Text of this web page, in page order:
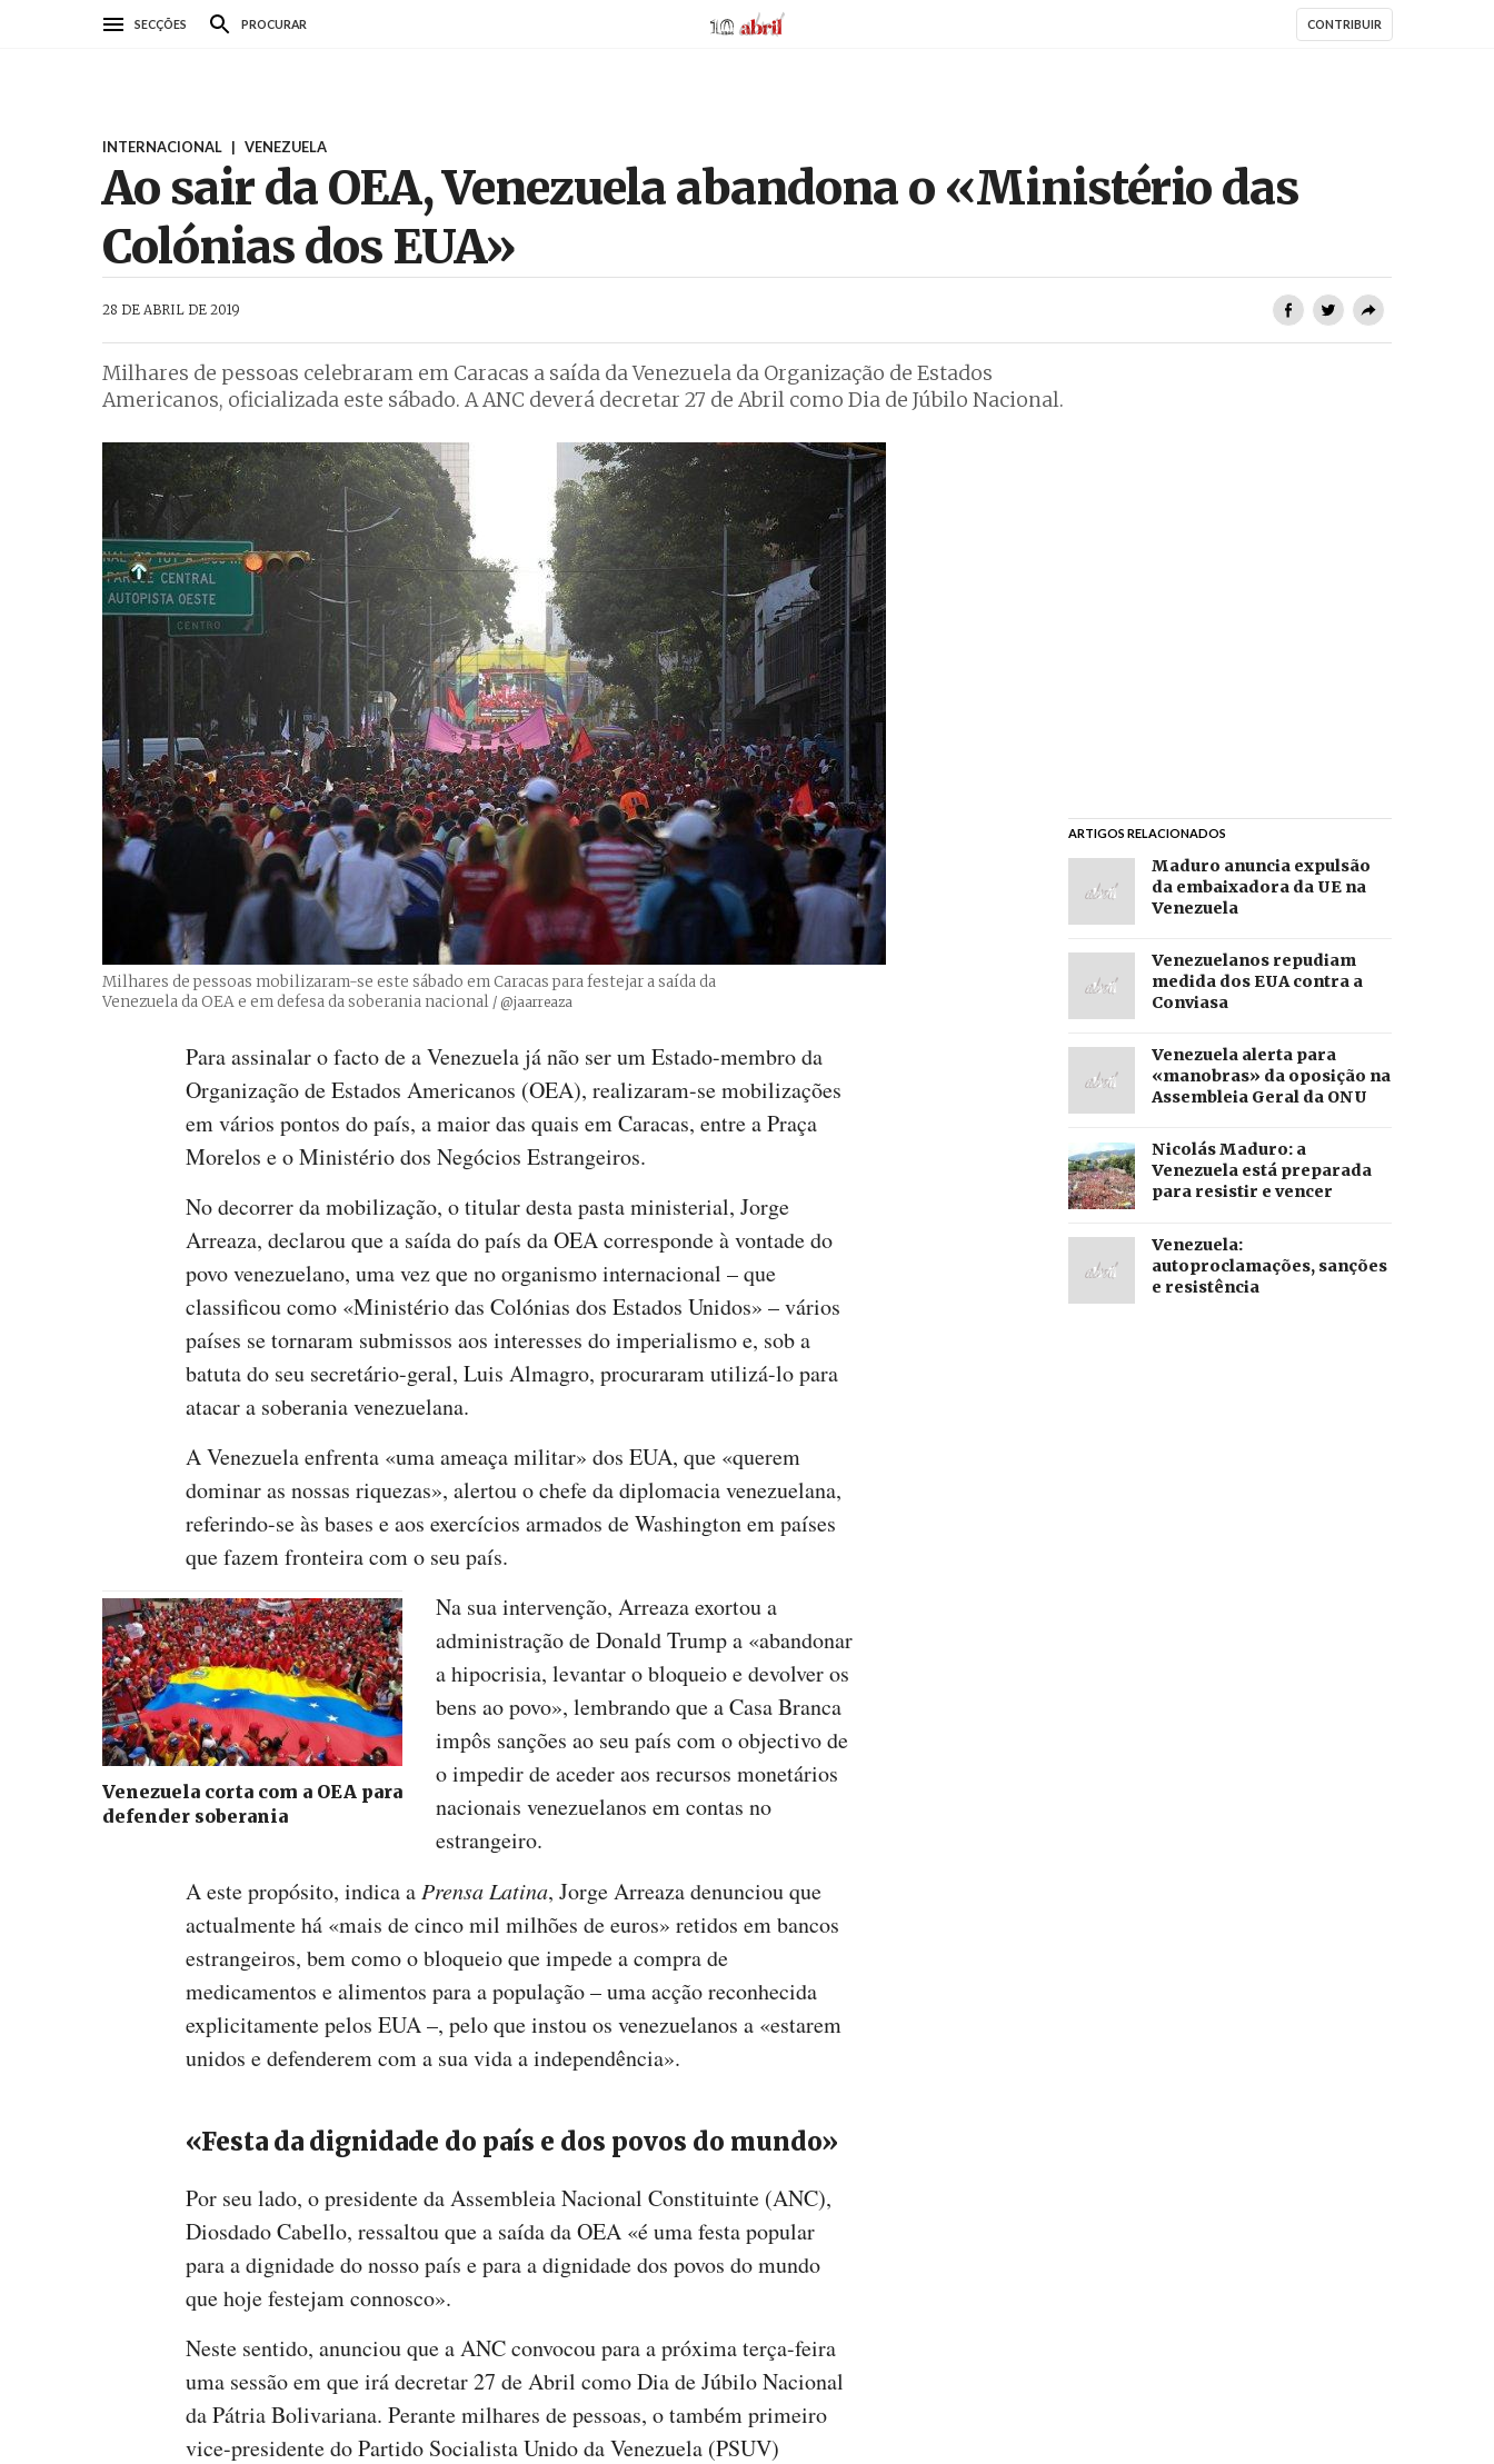
SECÇÕES PROCURAR AbrilAbril CONTRIBUIR
INTERNACIONAL | VENEZUELA
Ao sair da OEA, Venezuela abandona o «Ministério das
Colónias dos EUA»
28 DE ABRIL DE 2019
Milhares de pessoas celebraram em Caracas a saída da Venezuela da Organização de Estados
Americanos, oficializada este sábado. A ANC deverá decretar 27 de Abril como Dia de Júbilo Nacional.
Milhares de pessoas mobilizaram-se este sábado em Caracas para festejar a saída da
Venezuela da OEA e em defesa da soberania nacional Créditos
/ @jaarreaza
Para assinalar o facto de a Venezuela já não ser um Estado-membro da
Organização de Estados Americanos (OEA), realizaram-se mobilizações
em vários pontos do país, a maior das quais em Caracas, entre a Praça
Morelos e o Ministério dos Negócios Estrangeiros.
No decorrer da mobilização, o titular desta pasta ministerial, Jorge
Arreaza, declarou que a saída do país da OEA corresponde à vontade do
povo venezuelano, uma vez que no organismo internacional – que
classificou como «Ministério das Colónias dos Estados Unidos» – vários
países se tornaram submissos aos interesses do imperialismo e, sob a
batuta do seu secretário-geral, Luis Almagro, procuraram utilizá-lo para
atacar a soberania venezuelana.
A Venezuela enfrenta «uma ameaça militar» dos EUA, que «querem
dominar as nossas riquezas», alertou o chefe da diplomacia venezuelana,
referindo-se às bases e aos exercícios armados de Washington em países
que fazem fronteira com o seu país.
Venezuela corta com a OEA para
defender soberania
Na sua intervenção, Arreaza exortou a
administração de Donald Trump a «abandonar
a hipocrisia, levantar o bloqueio e devolver os
bens ao povo», lembrando que a Casa Branca
impôs sanções ao seu país com o objectivo de
o impedir de aceder aos recursos monetários
nacionais venezuelanos em contas no
estrangeiro.
A este propósito, indica aPrensa Latina, Jorge Arreaza denunciou que
actualmente há «mais de cinco mil milhões de euros» retidos em bancos
estrangeiros, bem como o bloqueio que impede a compra de
medicamentos e alimentos para a população – uma acção reconhecida
explicitamente pelos EUA –, pelo que instou os venezuelanos a «estarem
unidos e defenderem com a sua vida a independência».
«Festa da dignidade do país e dos povos do mundo»
Por seu lado, o presidente da Assembleia Nacional Constituinte (ANC),
Diosdado Cabello, ressaltou que a saída da OEA «é uma festa popular
para a dignidade do nosso país e para a dignidade dos povos do mundo
que hoje festejam connosco».
Neste sentido, anunciou que a ANC convocou para a próxima terça-feira
uma sessão em que irá decretar 27 de Abril como Dia de Júbilo Nacional
da Pátria Bolivariana. Perante milhares de pessoas, o também primeiro
vice-presidente do Partido Socialista Unido da Venezuela (PSUV)
ARTIGOS RELACIONADOS
Maduro anuncia expulsão
da embaixadora da UE na
Venezuela
Venezuelanos repudiam
medida dos EUA contra a
Conviasa
Venezuela alerta para
«manobras» da oposição na
Assembleia Geral da ONU
Nicolás Maduro: a
Venezuela está preparada
para resistir e vencer
Venezuela:
autoproclamações, sanções
e resistência